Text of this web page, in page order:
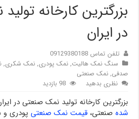
بزرگترین کارخانه
در ایران
تلفن تماس 09129380188
سنگ نمک هالیت,نمک پودری,نمک شکری,
صدفی,نمک صنعتی
نظری بدهید
98 بازدید
بزرگترین کارخانه تولید نمک صنعتی در
شده صنعتی،قیمت نمک صنعتی پودری